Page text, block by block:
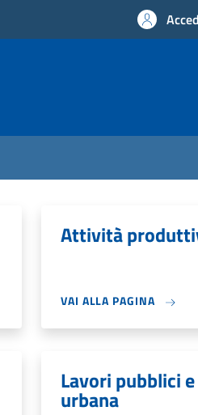
Attività
VAI ALLA PAGINA
Lavori pubblici
urbana